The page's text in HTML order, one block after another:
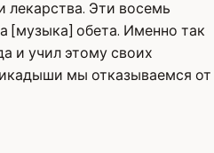
лекарства. Эти восемь
[музыка] обета. Именно так
и учил этому своих
мы отказываемся от